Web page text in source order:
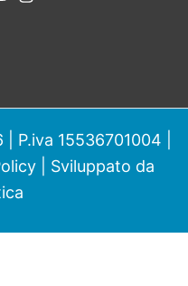
15536701004 |
| Sviluppato da